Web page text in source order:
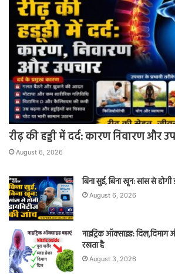
रीढ़ की हड्डी में दर्द: कारण निवारण और
August 6, 2026
बिना सुई, बिना खून: सांस से
August 6, 2026
नाइट्रिक ऑक्साइड:
रखता है
August 3, 2026